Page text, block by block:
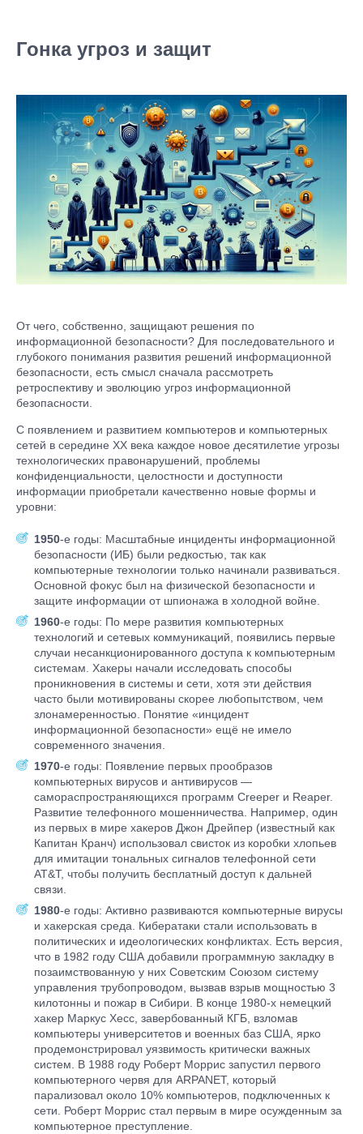
Гонка угроз и защит
От чего, собственно, защищают решения по
информационной безопасности? Для последовательного и
глубокого понимания развития решений информационной
безопасности, есть смысл сначала рассмотреть
ретроспективу и эволюцию угроз информационной
безопасности.
С появлением и развитием компьютеров и компьютерных
сетей в середине ХХ века каждое новое десятилетие угрозы
технологических правонарушений, проблемы
конфиденциальности, целостности и доступности
информации приобретали качественно новые формы и
уровни:
1950-е годы: Масштабные инциденты информационной
безопасности (ИБ) были редкостью, так как
компьютерные технологии только начинали развиваться.
Основной фокус был на физической безопасности и
защите информации от шпионажа в холодной войне.
1960-е годы: По мере развития компьютерных
технологий и сетевых коммуникаций, появились первые
случаи несанкционированного доступа к компьютерным
системам. Хакеры начали исследовать способы
проникновения в системы и сети, хотя эти действия
часто были мотивированы скорее любопытством, чем
злонамеренностью. Понятие «инцидент
информационной безопасности» ещё не имело
современного значения.
1970-е годы: Появление первых прообразов
компьютерных вирусов и антивирусов —
самораспространяющихся программ Creeper и Reaper.
Развитие телефонного мошенничества. Например, один
из первых в мире хакеров Джон Дрейпер (известный как
Капитан Кранч) использовал свисток из коробки хлопьев
для имитации тональных сигналов телефонной сети
AT&T, чтобы получить бесплатный доступ к дальней
связи.
1980-е годы: Активно развиваются компьютерные вирусы
и хакерская среда. Кибератаки стали использовать в
политических и идеологических конфликтах. Есть версия,
что в 1982 году США добавили программную закладку в
позаимствованную у них Советским Союзом систему
управления трубопроводом, вызвав взрыв мощностью 3
килотонны и пожар в Сибири. В конце 1980-х немецкий
хакер Маркус Хесс, завербованный КГБ, взломав
компьютеры университетов и военных баз США, ярко
продемонстрировал уязвимость критически важных
систем. В 1988 году Роберт Моррис запустил первого
компьютерного червя для ARPANET, который
парализовал около 10% компьютеров, подключенных к
сети. Роберт Моррис стал первым в мире осужденным за
компьютерное преступление.